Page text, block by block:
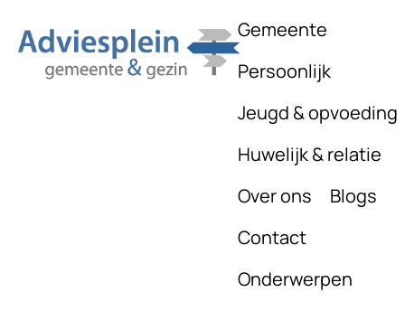
Gemeente
Persoonlijk
Jeugd & opvoeding
Huwelijk & relatie
Over ons
Blogs
Contact
Onderwerpen